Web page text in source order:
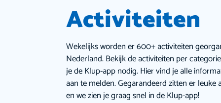
Activiteiten
Wekelijks worden er 600+ activiteiten
Nederland. Bekijk de activiteiten per
je de Klup-app nodig. Hier vind je alle
aan te melden. Gegarandeerd zitten er
en we zien je graag snel in de Klup-app!